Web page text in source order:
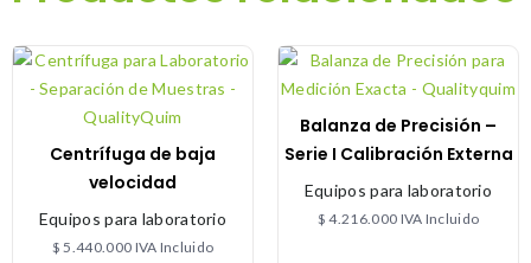
Centrífuga de baja
velocidad
Equipos para laboratorio
$ 5.440.000 IVA Incluido
Balanza de Precisión –
Serie I Calibración Externa
Equipos para laboratorio
$ 4.216.000 IVA Incluido